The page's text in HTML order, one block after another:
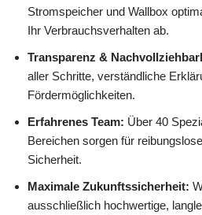
Stromspeicher und Wallbox
Ihr Verbrauchsverhalten ab.
Transparenz &
aller Schritte, verständliche
Fördermöglichkeiten.
Erfahrenes Team: Über 40
Bereichen sorgen für
Sicherheit.
Maximale Zukunftssicherheit:
ausschließlich hochwertige,